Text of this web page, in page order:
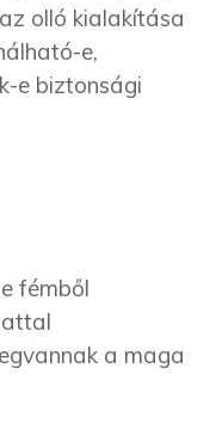
olló kialakítása
e,
e biztonsági
fémből
a maga